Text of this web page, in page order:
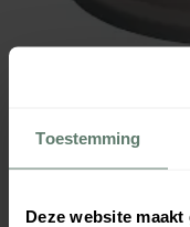
Toestemming
Deze website